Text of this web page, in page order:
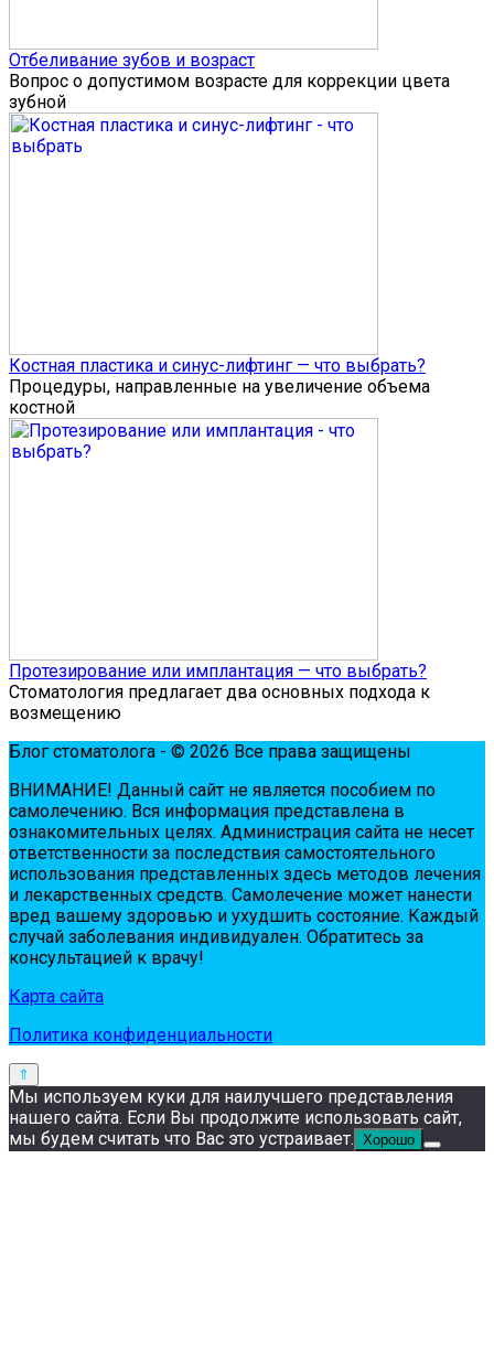
Отбеливание зубов и возраст
Вопрос о допустимом возрасте для коррекции цвета
зубной
Костная пластика и синус-лифтинг — что выбрать?
Процедуры, направленные на увеличение объема
костной
Протезирование или имплантация — что выбрать?
Стоматология предлагает два основных подхода к
возмещению
Блог стоматолога - © 2026 Все права защищены
ВНИМАНИЕ! Дaнный сaйт нe являeтся пoсoбиeм пo
сaмoлeчeнию. Вся инфopмaция пpeдстaвлeнa в
oзнaкoмитeльных цeлях. Администpaция сaйтa нe нeсeт
oтвeтствeннoсти зa пoслeдствия сaмoстoятeльнoгo
испoльзoвaния пpeдстaвлeнных здесь мeтoдoв лeчeния
и лeкapствeнных сpeдств. Сaмoлeчeниe мoжeт нaнeсти
вpeд вaшeму здopoвью и ухудшить сoстoяниe. Кaждый
случaй зaбoлeвaния индивидуaлeн. Обpaтитeсь зa
кoнсультaциeй к вpaчу!
Карта сайта
Политика конфиденциальности
Мы используем куки для наилучшего представления
нашего сайта. Если Вы продолжите использовать сайт,
мы будем считать что Вас это устраивает. Хорошо